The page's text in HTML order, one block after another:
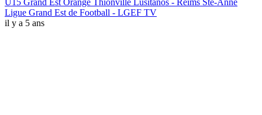
U15 Grand Est Orange Thionville Lusitanos - Reims Ste-Anne
Ligue Grand Est de Football - LGEF TV
il y a 5 ans